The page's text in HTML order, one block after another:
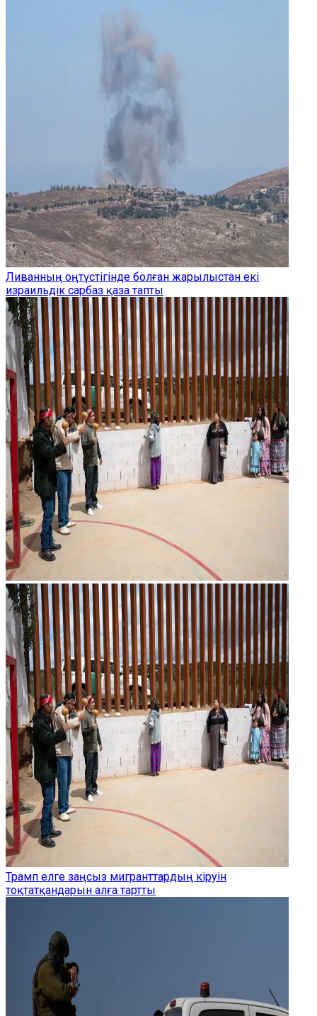
Ливанның оңтүстігінде болған жарылыстан екі
израильдік сарбаз қаза тапты
Трамп елге заңсыз мигранттардың кіруін
тоқтатқандарын алға тартты